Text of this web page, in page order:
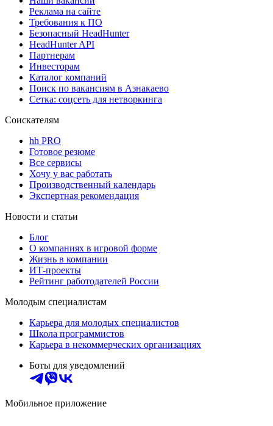
Реклама на сайте
Требования к ПО
Безопасный HeadHunter
HeadHunter API
Партнерам
Инвесторам
Каталог компаний
Поиск по вакансиям в Азнакаево
Сетка: соцсеть для нетворкинга
Соискателям
hh PRO
Готовое резюме
Все сервисы
Хочу у вас работать
Производственный календарь
Экспертная рекомендация
Новости и статьи
Блог
О компаниях в игровой форме
Жизнь в компании
ИТ-проекты
Рейтинг работодателей России
Молодым специалистам
Карьера для молодых специалистов
Школа программистов
Карьера в некоммерческих организациях
Боты для уведомлений
Мобильное приложение